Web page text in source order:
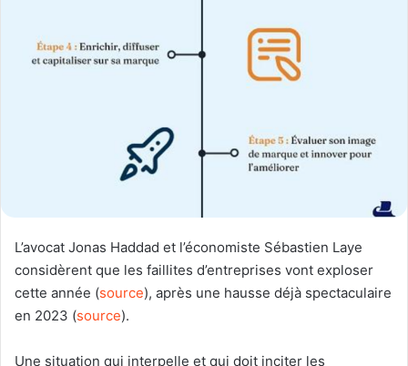
L’avocat Jonas Haddad et l’économiste Sébastien Laye
considèrent que les faillites d’entreprises vont exploser
cette année (source), après une hausse déjà spectaculaire
en 2023 (source).
Une situation qui interpelle et qui doit inciter les